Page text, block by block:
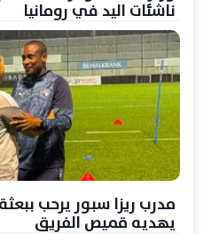
ناشئات اليد في رومانيا
مدرب ريزا سبور يرحب
يهديه قميص الفريق